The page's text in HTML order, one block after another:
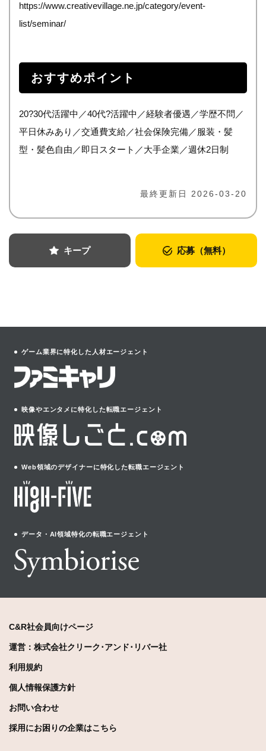
https://www.creativevillage.ne.jp/category/event-
list/seminar/
おすすめポイント
20?30代活躍中／40代?活躍中／経験者優遇／学歴不問／
平日休みあり／交通費支給／社会保険完備／服装・髪
型・髪色自由／即日スタート／大手企業／週休2日制
最終更新日 2026-03-20
キープ 応募（無料）
ゲーム業界に特化した人材エージェント
映像やエンタメに特化した転職エージェント
Web領域のデザイナーに特化した転職エージェント
データ・AI領域特化の転職エージェント
C&R社会員向けページ
運営：株式会社クリーク･アンド･リバー社
利用規約
個人情報保護方針
お問い合わせ
採用にお困りの企業はこちら